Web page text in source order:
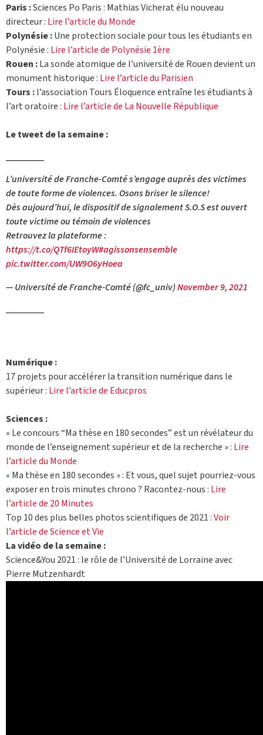
Paris :Sciences Po Paris : Mathias Vicherat élu nouveau
directeur : Lire l’article du Monde
Polynésie :Une protection sociale pour tous les étudiants en
Polynésie : Lire l’article de Polynésie 1ère
Rouen :La sonde atomique de l’université de Rouen devient un
monument historique : Lire l’article du Parisien
Tours :l’association Tours Éloquence entraîne les étudiants à
l’art oratoire : Lire l’article de La Nouvelle République
Le tweet de la semaine :
L’université de Franche-Comté s’engage auprès des victimes
de toute forme de violences. Osons briser le silence!
Dès aujourd’hui, le dispositif de signalement S.O.S est ouvert
toute victime ou témoin de violences
Retrouvez la plateforme :
https://t.co/QTf6IEtoyW#agissonsensemble
pic.twitter.com/UW9O6yHoea
— Université de Franche-Comté (@fc_univ)November 9, 2021
Numérique :
17 projets pour accélérer la transition numérique dans le
supérieur : Lire l’article de Educpros
Sciences :
« Le concours “Ma thèse en 180 secondes” est un révélateur du
monde de l’enseignement supérieur et de la recherche » : Lire
l’article du Monde
« Ma thèse en 180 secondes » : Et vous, quel sujet pourriez-vous
exposer en trois minutes chrono ? Racontez-nous : Lire
l’article de 20 Minutes
Top 10 des plus belles photos scientifiques de 2021 :Voir
l’article de Science et Vie
La vidéo de la semaine :
Science&You 2021 : le rôle de l’Université de Lorraine avec
Pierre Mutzenhardt